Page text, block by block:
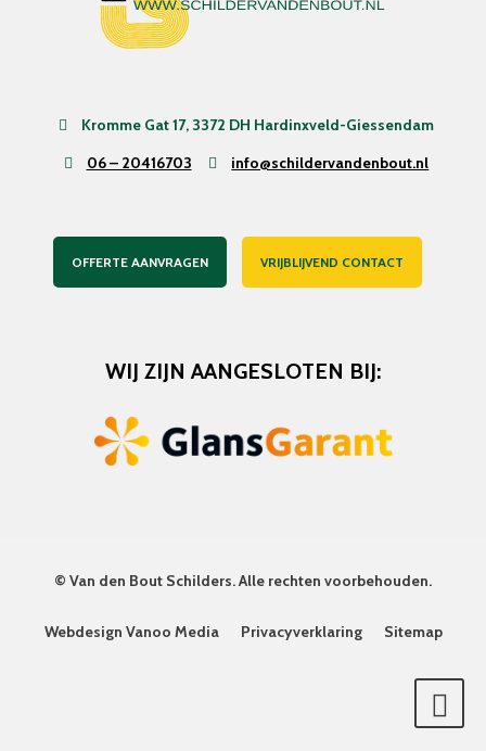
Kromme Gat 17, 3372 DH Hardinxveld-Giessendam
06 – 20416703
info@schildervandenbout.nl
OFFERTE AANVRAGEN VRIJBLIJVEND CONTACT
WIJ ZIJN AANGESLOTEN BIJ:
© Van den Bout Schilders. Alle rechten voorbehouden.
Webdesign Vanoo Media Privacyverklaring Sitemap